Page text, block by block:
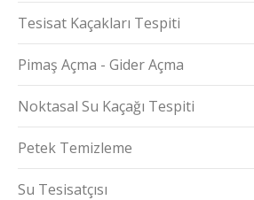
Tesisat Kaçakları Tespiti
Pimaş Açma - Gider Açma
Noktasal Su Kaçağı Tespiti
Petek Temizleme
Su Tesisatçısı